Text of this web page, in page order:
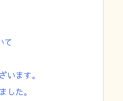
て
います。
した。